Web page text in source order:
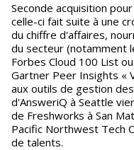
Seconde acquisition
celle-ci fait suite à une
du chiffre d'affaires,
du secteur (notamment
Forbes Cloud 100 List
Gartner Peer Insights «
aux outils de gestion
d'AnsweriQ à Seattle
de Freshworks à San
Pacific Northwest Tech
de talents.